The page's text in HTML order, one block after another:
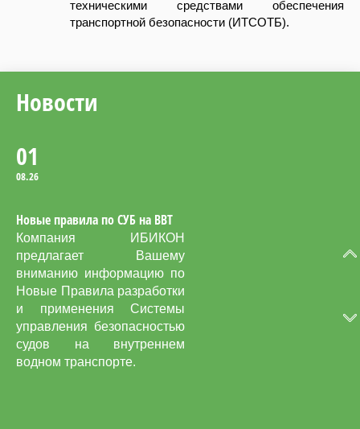
техническими средствами обеспечения
транспортной безопасности (ИТСОТБ).
Новости
обеспечению безопасности
во время учений по
01
08.26
Новые правила по СУБ на ВВТ
Компания ИБИКОН
предлагает Вашему
вниманию информацию по
Новые Правила разработки
и применения Системы
управления безопасностью
судов на внутреннем
водном транспорте.